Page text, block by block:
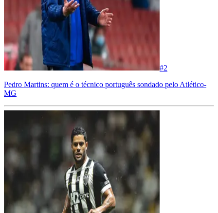
#2
Pedro Martins: quem é o técnico português sondado pelo Atlético-
MG